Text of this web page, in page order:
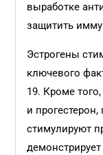
выработке
защитить
Эстрогены
ключевого
19. Кроме
и
стимулируют